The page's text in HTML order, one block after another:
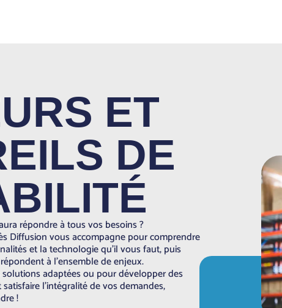
ET
DE
répondre à tous vos besoins ?
Diffusion vous accompagne pour comprendre
et la technologie qu’il vous faut, puis
à l’ensemble de enjeux.
solutions adaptées ou pour développer des
l’intégralité de vos demandes,
!